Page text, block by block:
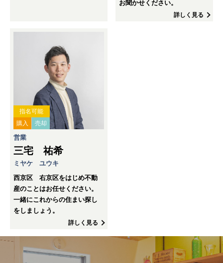
お聞かせください。
詳しく見る
指名可能
購入
売却
営業
三宅 祐希
ミヤケ ユウキ
西京区 右京区をはじめ不動
産のことはお任せください。
一緒にこれからの住まい探し
をしましょう。
詳しく見る